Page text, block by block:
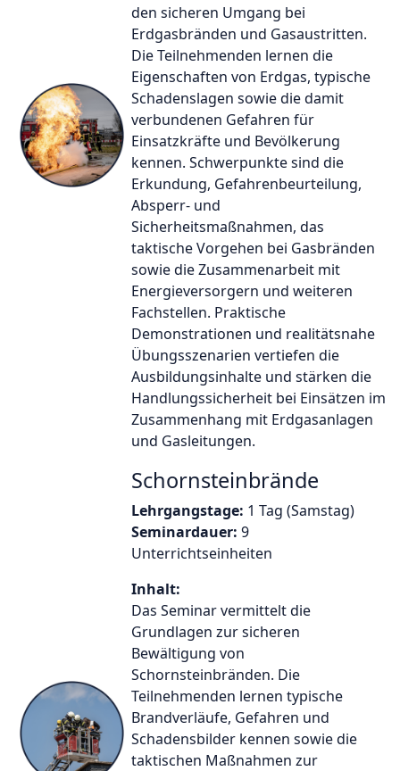
den sicheren Umgang bei
Erdgasbränden und Gasaustritten.
Die Teilnehmenden lernen die
Eigenschaften von Erdgas, typische
Schadenslagen sowie die damit
verbundenen Gefahren für
Einsatzkräfte und Bevölkerung
kennen. Schwerpunkte sind die
Erkundung, Gefahrenbeurteilung,
Absperr- und
Sicherheitsmaßnahmen, das
taktische Vorgehen bei Gasbränden
sowie die Zusammenarbeit mit
Energieversorgern und weiteren
Fachstellen. Praktische
Demonstrationen und realitätsnahe
Übungsszenarien vertiefen die
Ausbildungsinhalte und stärken die
Handlungssicherheit bei Einsätzen im
Zusammenhang mit Erdgasanlagen
und Gasleitungen.
Schornsteinbrände
Lehrgangstage: 1 Tag (Samstag)
Seminardauer: 9
Unterrichtseinheiten
Inhalt:
Das Seminar vermittelt die
Grundlagen zur sicheren
Bewältigung von
Schornsteinbränden. Die
Teilnehmenden lernen typische
Brandverläufe, Gefahren und
Schadensbilder kennen sowie die
taktischen Maßnahmen zur